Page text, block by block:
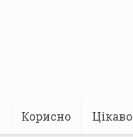
Корисно Цікаво